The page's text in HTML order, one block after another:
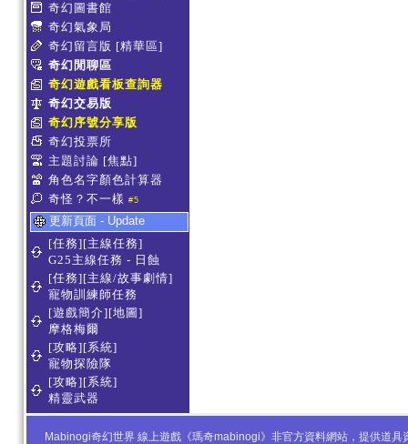
奇幻圖書館
奇幻氣象局
奇幻留言版 [精華區]
奇幻閒聊區
奇幻遊戲看板查詢器
奇幻交易版
奇幻序號分享版
奇幻投票所
主題討論 [焦點]
角色名字顏色計算器
奇怪？不一樣 #5
更新頁面 - Update
[任務][主線任務]
G25主線任務 - 日蝕
[任務][主線/故事劇情]
寵物訓練師任務
[遊戲簡介][地圖]
摩格梅爾
[攻略][系統]
寵物探險隊
[攻略][系統]
精靈武器
Mabinogi奇幻世界 線上遊戲《瑪奇mabinogi》非官方資料網站，提供道